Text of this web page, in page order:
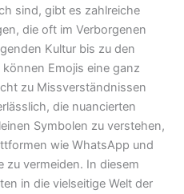
sind, gibt es zahlreiche
die oft im Verborgenen
Kultur bis zu den
Emojis eine ganz
zu Missverständnissen
die nuancierten
Symbolen zu verstehen,
wie WhatsApp und
zu vermeiden. In diesem
in die vielseitige Welt der